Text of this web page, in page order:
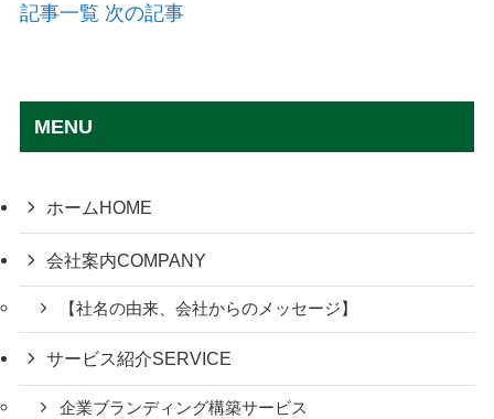
記事一覧 次の記事
MENU
ホーム HOME
会社案内COMPANY
【社名の由来、会社からのメッセージ】
サービス紹介SERVICE
企業ブランディング構築サービス